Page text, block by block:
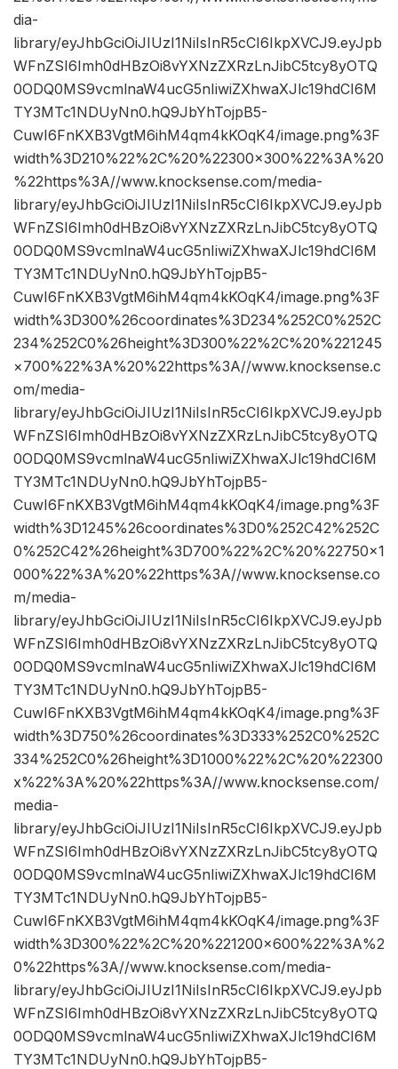
dia-
library/eyJhbGciOiJIUzI1NiIsInR5cCI6IkpXVCJ9.eyJpb
WFnZSI6Imh0dHBzOi8vYXNzZXRzLnJibC5tcy8yOTQ
0ODQ0MS9vcmlnaW4ucG5nIiwiZXhwaXJlc19hdCI6M
TY3MTc1NDUyNn0.hQ9JbYhTojpB5-
CuwI6FnKXB3VgtM6ihM4qm4kKOqK4/image.png%3F
width%3D210%22%2C%20%22300×300%22%3A%20
%22https%3A//www.knocksense.com/media-
library/eyJhbGciOiJIUzI1NiIsInR5cCI6IkpXVCJ9.eyJpb
WFnZSI6Imh0dHBzOi8vYXNzZXRzLnJibC5tcy8yOTQ
0ODQ0MS9vcmlnaW4ucG5nIiwiZXhwaXJlc19hdCI6M
TY3MTc1NDUyNn0.hQ9JbYhTojpB5-
CuwI6FnKXB3VgtM6ihM4qm4kKOqK4/image.png%3F
width%3D300%26coordinates%3D234%252C0%252C
234%252C0%26height%3D300%22%2C%20%221245
×700%22%3A%20%22https%3A//www.knocksense.c
om/media-
library/eyJhbGciOiJIUzI1NiIsInR5cCI6IkpXVCJ9.eyJpb
WFnZSI6Imh0dHBzOi8vYXNzZXRzLnJibC5tcy8yOTQ
0ODQ0MS9vcmlnaW4ucG5nIiwiZXhwaXJlc19hdCI6M
TY3MTc1NDUyNn0.hQ9JbYhTojpB5-
CuwI6FnKXB3VgtM6ihM4qm4kKOqK4/image.png%3F
width%3D1245%26coordinates%3D0%252C42%252C
0%252C42%26height%3D700%22%2C%20%22750×1
000%22%3A%20%22https%3A//www.knocksense.co
m/media-
library/eyJhbGciOiJIUzI1NiIsInR5cCI6IkpXVCJ9.eyJpb
WFnZSI6Imh0dHBzOi8vYXNzZXRzLnJibC5tcy8yOTQ
0ODQ0MS9vcmlnaW4ucG5nIiwiZXhwaXJlc19hdCI6M
TY3MTc1NDUyNn0.hQ9JbYhTojpB5-
CuwI6FnKXB3VgtM6ihM4qm4kKOqK4/image.png%3F
width%3D750%26coordinates%3D333%252C0%252C
334%252C0%26height%3D1000%22%2C%20%22300
x%22%3A%20%22https%3A//www.knocksense.com/
media-
library/eyJhbGciOiJIUzI1NiIsInR5cCI6IkpXVCJ9.eyJpb
WFnZSI6Imh0dHBzOi8vYXNzZXRzLnJibC5tcy8yOTQ
0ODQ0MS9vcmlnaW4ucG5nIiwiZXhwaXJlc19hdCI6M
TY3MTc1NDUyNn0.hQ9JbYhTojpB5-
CuwI6FnKXB3VgtM6ihM4qm4kKOqK4/image.png%3F
width%3D300%22%2C%20%221200×600%22%3A%2
0%22https%3A//www.knocksense.com/media-
library/eyJhbGciOiJIUzI1NiIsInR5cCI6IkpXVCJ9.eyJpb
WFnZSI6Imh0dHBzOi8vYXNzZXRzLnJibC5tcy8yOTQ
0ODQ0MS9vcmlnaW4ucG5nIiwiZXhwaXJlc19hdCI6M
TY3MTc1NDUyNn0.hQ9JbYhTojpB5-